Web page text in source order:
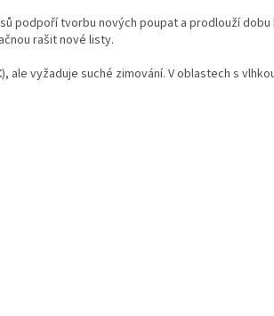
podpoří tvorbu nových poupat a prodlouží dobu
rašit nové listy.
), ale vyžaduje suché zimování. V oblastech s